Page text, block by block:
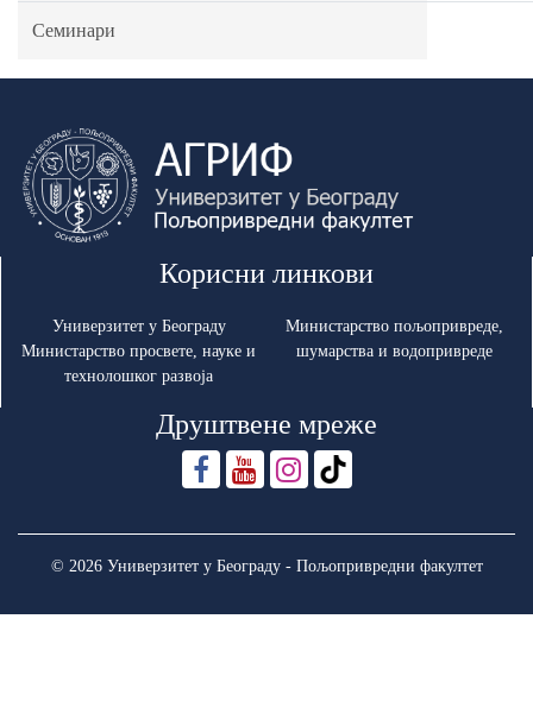
Семинари
Корисни линкови
Универзитет у Београду
Министарство просвете, науке и
технолошког развоја
Министарство пољопривреде,
шумарства и водопривреде
Друштвене мреже
© 2026 Универзитет у Београду - Пољопривредни факултет